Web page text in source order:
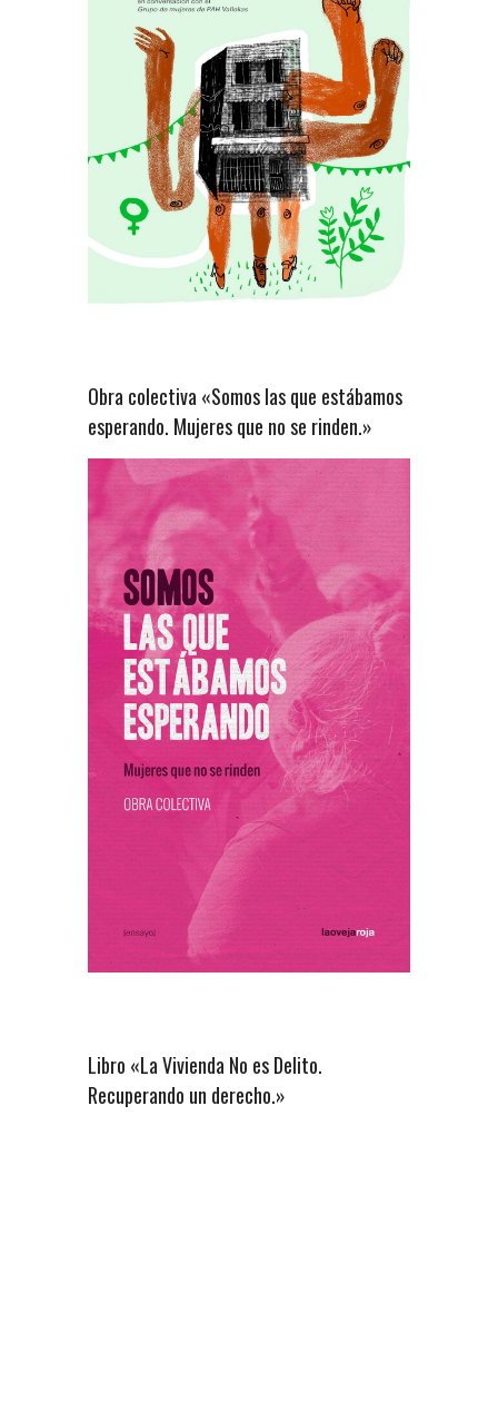
Obra colectiva «Somos las que estábamos
esperando. Mujeres que no se rinden.»
Libro «La Vivienda No es Delito.
Recuperando un derecho.»